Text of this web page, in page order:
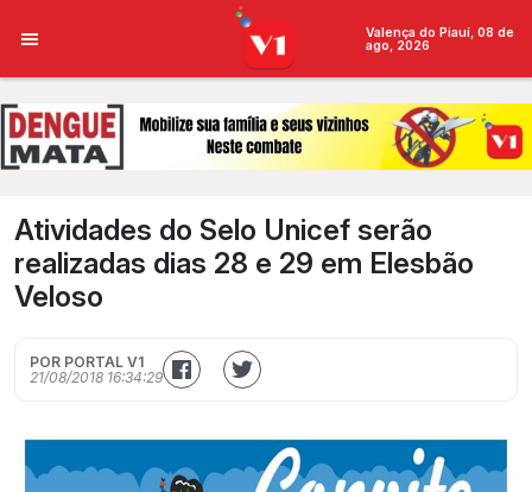
Valença do Piauí, 08 de
ago, 2026
Atividades do Selo Unicef serão
realizadas dias 28 e 29 em Elesbão
Veloso
POR PORTAL V1
21/08/2018 16:34:29